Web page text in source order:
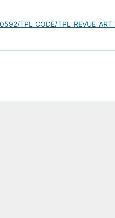
TPL_CODE/